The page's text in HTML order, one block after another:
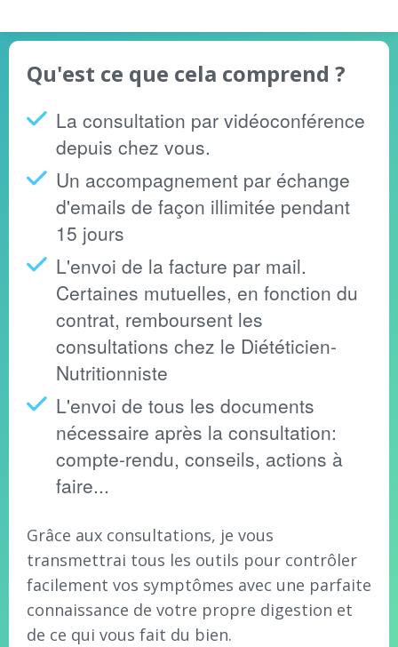
Qu'est ce que cela comprend ?
La consultation par vidéoconférence
depuis chez vous.
Un accompagnement par échange
d'emails de façon illimitée pendant
15 jours
L'envoi de la facture par mail.
Certaines mutuelles, en fonction du
contrat, remboursent les
consultations chez le Diététicien-
Nutritionniste
L'envoi de tous les documents
nécessaire après la consultation:
compte-rendu, conseils, actions à
faire...
Grâce aux consultations, je vous
transmettrai tous les outils pour contrôler
facilement vos symptômes avec une parfaite
connaissance de votre propre digestion et
de ce qui vous fait du bien.